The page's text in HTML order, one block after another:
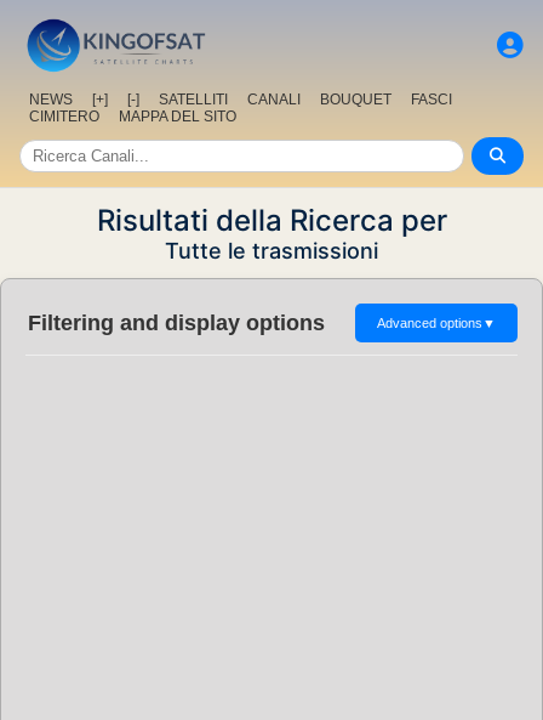
NEWS [+] [-] SATELLITI CANALI BOUQUET
FASCI
CIMITERO
MAPPA DEL SITO
Risultati della Ricerca per
Tutte le trasmissioni
Filtering and display options Advanced options ▼